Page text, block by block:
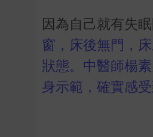
因為自己就有失眠
窗，床後無門，
狀態。中醫師楊
身示範，確實感